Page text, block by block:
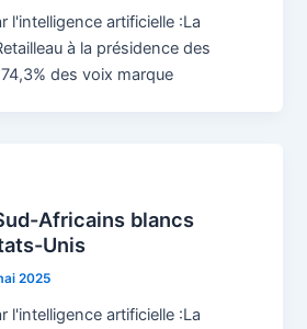
l'intelligence artificielle :La
à la présidence des
des voix marque
Africains blancs
Unis
2025
l'intelligence artificielle :La